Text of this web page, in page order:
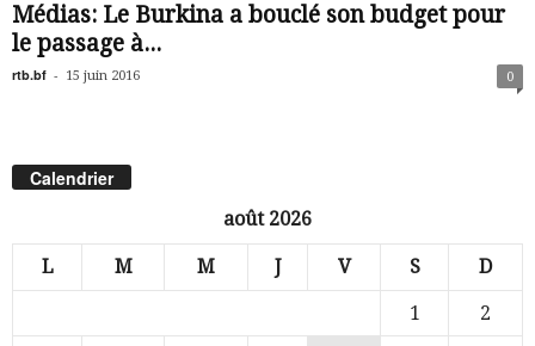
Médias: Le Burkina a bouclé son budget pour
le passage à...
rtb.bf - 15 juin 2016 0
Calendrier
août 2026
L M M J V S D
1
2